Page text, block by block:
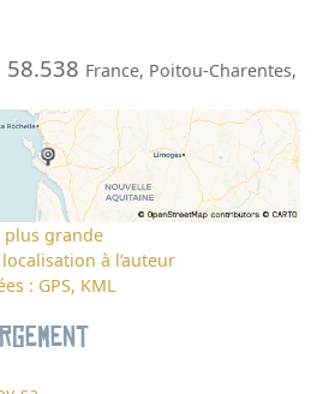
58.538 France, Poitou-Charentes,
plus grande
à l’auteur
: GPS, KML